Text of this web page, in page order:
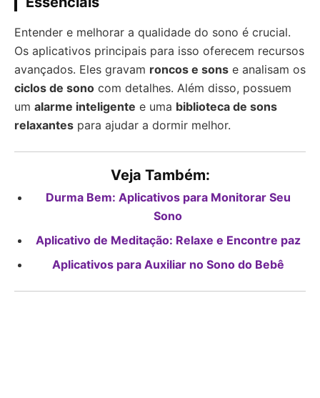
Entender e melhorar a qualidade do sono é crucial.
Os aplicativos principais para isso oferecem recursos
avançados. Eles gravam roncos e sons e analisam os
ciclos de sono com detalhes. Além disso, possuem
um alarme inteligente e uma biblioteca de sons
relaxantes para ajudar a dormir melhor.
Veja Também:
Durma Bem: Aplicativos para Monitorar Seu
Sono
Aplicativo de Meditação: Relaxe e Encontre paz
Aplicativos para Auxiliar no Sono do Bebê